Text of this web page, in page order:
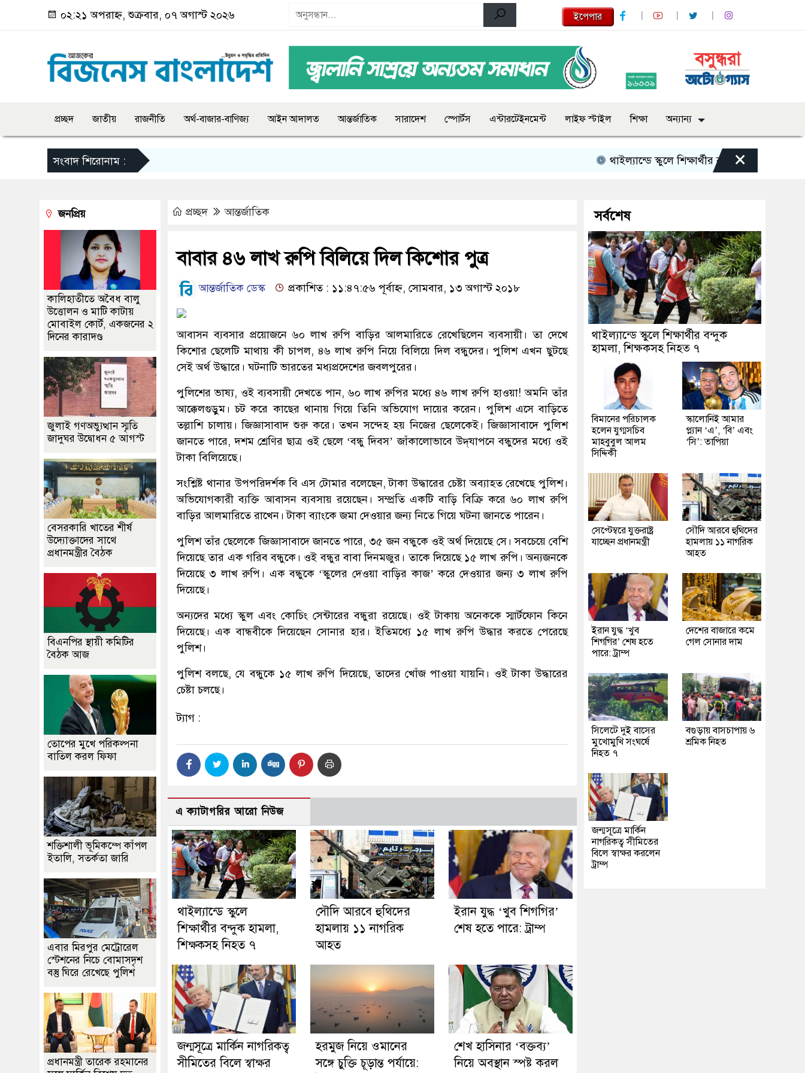
০২:২১ অপরাহ্ন, শুক্রবার, ০৭ অগাস্ট ২০২৬ ইপেপার
প্রচ্ছদ জাতীয় রাজনীতি অর্থ-বাজার-বাণিজ্য আইন আদালত আন্তর্জাতিক সারাদেশ স্পোর্টস এন্টারটেইনমেন্ট লাইফ স্টাইল শিক্ষা অন্যান্য
সংবাদ শিরোনাম : থাইল্যান্ডে স্কুলে শিক্ষার্থীর বন্দুক হামলা, শিক্ষকসহ
×
প্রচ্ছদ আন্তর্জাতিক
বাবার ৪৬ লাখ রুপি বিলিয়ে দিল কিশোর পুত্র
আন্তর্জাতিক ডেস্ক প্রকাশিত : ১১:৪৭:৫৬ পূর্বাহ্ন, সোমবার, ১৩ অগাস্ট ২০১৮
আবাসন ব্যবসার প্রয়োজনে ৬০ লাখ রুপি বাড়ির আলমারিতে রেখেছিলেন ব্যবসায়ী। তা দেখে
কিশোর ছেলেটি মাথায় কী চাপল, ৪৬ লাখ রুপি নিয়ে বিলিয়ে দিল বন্ধুদের। পুলিশ এখন ছুটছে
সেই অর্থ উদ্ধারে। ঘটনাটি ভারতের মধ্যপ্রদেশের জবলপুরের।
পুলিশের ভাষ্য, ওই ব্যবসায়ী দেখতে পান, ৬০ লাখ রুপির মধ্যে ৪৬ লাখ রুপি হাওয়া! অমনি তাঁর
আক্কেলগুড়ুম। চট করে কাছের থানায় গিয়ে তিনি অভিযোগ দায়ের করেন। পুলিশ এসে বাড়িতে
তল্লাশি চালায়। জিজ্ঞাসাবাদ শুরু করে। তখন সন্দেহ হয় নিজের ছেলেকেই। জিজ্ঞাসাবাদে পুলিশ
জানতে পারে, দশম শ্রেণির ছাত্র ওই ছেলে ‘বন্ধু দিবস’ জাঁকালোভাবে উদ্‌যাপনে বন্ধুদের মধ্যে ওই
টাকা বিলিয়েছে।
সংশ্লিষ্ট থানার উপপরিদর্শক বি এস টোমার বলেছেন, টাকা উদ্ধারের চেষ্টা অব্যাহত রেখেছে পুলিশ।
অভিযোগকারী ব্যক্তি আবাসন ব্যবসায় রয়েছেন। সম্প্রতি একটি বাড়ি বিক্রি করে ৬০ লাখ রুপি
বাড়ির আলমারিতে রাখেন। টাকা ব্যাংকে জমা দেওয়ার জন্য নিতে গিয়ে ঘটনা জানতে পারেন।
পুলিশ তাঁর ছেলেকে জিজ্ঞাসাবাদে জানতে পারে, ৩৫ জন বন্ধুকে ওই অর্থ দিয়েছে সে। সবচেয়ে বেশি
দিয়েছে তার এক গরিব বন্ধুকে। ওই বন্ধুর বাবা দিনমজুর। তাকে দিয়েছে ১৫ লাখ রুপি। অন্যজনকে
দিয়েছে ৩ লাখ রুপি। এক বন্ধুকে ‘স্কুলের দেওয়া বাড়ির কাজ’ করে দেওয়ার জন্য ৩ লাখ রুপি
দিয়েছে।
অন্যদের মধ্যে স্কুল এবং কোচিং সেন্টারের বন্ধুরা রয়েছে। ওই টাকায় অনেককে স্মার্টফোন কিনে
দিয়েছে। এক বান্ধবীকে দিয়েছেন সোনার হার। ইতিমধ্যে ১৫ লাখ রুপি উদ্ধার করতে পেরেছে
পুলিশ।
পুলিশ বলছে, যে বন্ধুকে ১৫ লাখ রুপি দিয়েছে, তাদের খোঁজ পাওয়া যায়নি। ওই টাকা উদ্ধারের
চেষ্টা চলছে।
ট্যাগ :
এ ক্যাটাগরির আরো নিউজ
থাইল্যান্ডে স্কুলে
শিক্ষার্থীর বন্দুক হামলা,
শিক্ষকসহ নিহত ৭
সৌদি আরবে হুথিদের
হামলায় ১১ নাগরিক
আহত
ইরান যুদ্ধ ‘খুব শিগগির’
শেষ হতে পারে: ট্রাম্প
জন্মসূত্রে মার্কিন নাগরিকত্ব
সীমিতের বিলে স্বাক্ষর
হরমুজ নিয়ে ওমানের
সঙ্গে চুক্তি চূড়ান্ত পর্যায়ে:
শেখ হাসিনার ‘বক্তব্য’
নিয়ে অবস্থান স্পষ্ট করল
জনপ্রিয়
কালিহাতীতে অবৈধ বালু
উত্তোলন ও মাটি কাটায়
মোবাইল কোর্ট, একজনের ২
দিনের কারাদণ্ড
জুলাই গণঅভ্যুত্থান স্মৃতি
জাদুঘর উদ্বোধন ৫ আগস্ট
বেসরকারি খাতের শীর্ষ
উদ্যোক্তাদের সাথে
প্রধানমন্ত্রীর বৈঠক
বিএনপির স্থায়ী কমিটির
বৈঠক আজ
তোপের মুখে পরিকল্পনা
বাতিল করল ফিফা
শক্তিশালী ভূমিকম্পে কাঁপল
ইতালি, সতর্কতা জারি
এবার মিরপুর মেট্রোরেল
স্টেশনের নিচে বোমাসদৃশ
বস্তু ঘিরে রেখেছে পুলিশ
প্রধানমন্ত্রী তারেক রহমানের
সর্বশেষ
থাইল্যান্ডে স্কুলে শিক্ষার্থীর বন্দুক
হামলা, শিক্ষকসহ নিহত ৭
বিমানের পরিচালক
হলেন যুগ্মসচিব
মাহবুবুল আলম
সিদ্দিকী
স্কালোনিই আমার
প্ল্যান ‘এ’, ‘বি’ এবং
‘সি’: তাপিয়া
সেপ্টেম্বরে যুক্তরাষ্ট্র
যাচ্ছেন প্রধানমন্ত্রী
সৌদি আরবে হুথিদের
হামলায় ১১ নাগরিক
আহত
ইরান যুদ্ধ ‘খুব
শিগগির’ শেষ হতে
পারে: ট্রাম্প
দেশের বাজারে কমে
গেল সোনার দাম
সিলেটে দুই বাসের
মুখোমুখি সংঘর্ষে
নিহত ৭
বগুড়ায় বাসচাপায় ৬
শ্রমিক নিহত
জন্মসূত্রে মার্কিন
নাগরিকত্ব সীমিতের
বিলে স্বাক্ষর করলেন
ট্রাম্প